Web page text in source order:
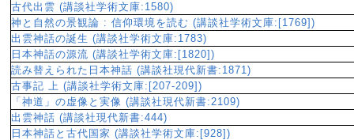
古代出雲 (講談社学術文庫:1580)
神と自然の景観論 : 信仰環境を読む (講談社学術文庫:[1769])
出雲神話の誕生 (講談社学術文庫:1783)
日本神話の源流 (講談社学術文庫:[1820])
読み替えられた日本神話 (講談社現代新書:1871)
古事記 上 (講談社学術文庫:[207-209])
「神道」の虚像と実像 (講談社現代新書:2109)
出雲神話 (講談社現代新書:444)
日本神話と古代国家 (講談社学術文庫:[928])